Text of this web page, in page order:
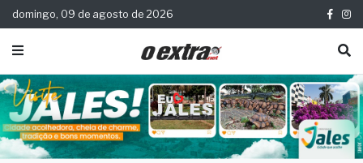
domingo, 09 de agosto de 2026